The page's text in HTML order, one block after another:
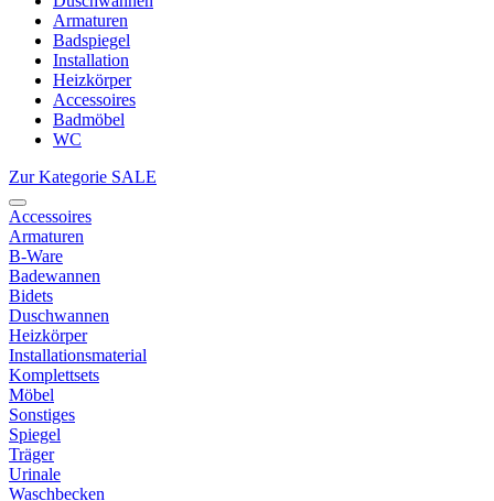
Armaturen
Badspiegel
Installation
Heizkörper
Accessoires
Badmöbel
WC
Zur Kategorie SALE
Accessoires
Armaturen
B-Ware
Badewannen
Bidets
Duschwannen
Heizkörper
Installationsmaterial
Komplettsets
Möbel
Sonstiges
Spiegel
Träger
Urinale
Waschbecken